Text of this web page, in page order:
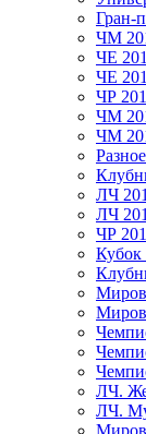
Гран-
ЧМ
ЧЕ
ЧЕ
ЧР
ЧМ
ЧМ
ЛЧ
ЛЧ
ЧР
Кубок
ЛЧ.
ЛЧ.